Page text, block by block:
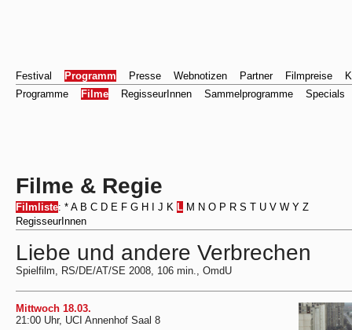
Festival Programm Presse Webnotizen Partner Filmpreise
Programme
Filme RegisseurInnen Sammelprogramme Specials
Filme & Regie
Filmliste: * A B C D E F G H J K L M N O P R S T U V W Y Z
RegisseurInnen
Liebe und andere Verbrechen
Spielfilm, RS/DE/AT/SE 2008, 106 min., OmdU
Mittwoch 18.03.
21:00 Uhr, UCI Annenhof Saal 8